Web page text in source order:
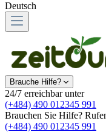
Deutsch
Brauche Hilfe?
24/7 erreichbar unter
(+484) 490 012345 991
Brauchen Sie Hilfe?
(+484) 490 012345 991